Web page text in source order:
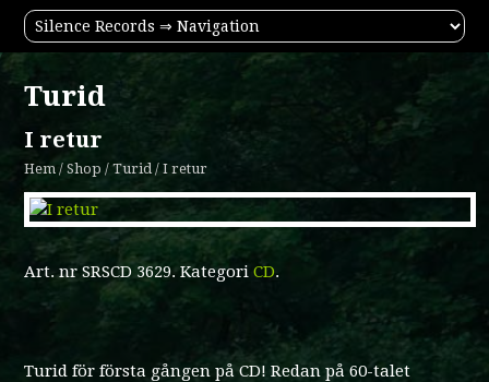
Turid
I retur
Hem /Shop /Turid / I retur
Art. nrSRSCD 3629. KategoriCD.
Turid för första gången på CD! Redan på 60-talet